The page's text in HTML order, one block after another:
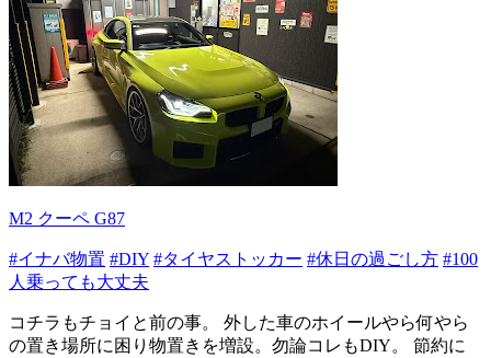
M2 クーペ G87
#イナバ物置 #DIY #タイヤストッカー #休日の過ごし方 #100
人乗っても大丈夫
コチラもチョイと前の事。 外した車のホイールやら何やら
の置き場所に困り物置きを増設。勿論コレもDIY。 節約に